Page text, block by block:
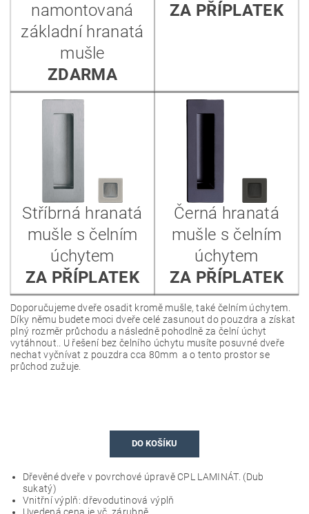
namontovaná
základní hranatá
mušle
ZDARMA
ZA PŘÍPLATEK
Stříbrná hranatá
mušle s čelním
úchytem
ZA PŘÍPLATEK
Černá hranatá
mušle s čelním
úchytem
ZA PŘÍPLATEK
Doporučujeme dveře osadit kromě mušle, také čelním úchytem.
Díky němu budete moci dveře celé zasunout do pouzdra a získat
plný rozměr průchodu a následně pohodlně za čelní úchyt
vytáhnout.. U řešení bez čelního úchytu musíte posuvné dveře
nechat vyčnívat z pouzdra cca 80mm a o tento prostor se
průchod zužuje.
DO KOŠÍKU
Dřevěné dveře v povrchové úpravě CPL LAMINÁT. (Dub
sukatý)
Vnitřní výplň: dřevodutinová výplň
Uvedená cena je vč. zárubně.